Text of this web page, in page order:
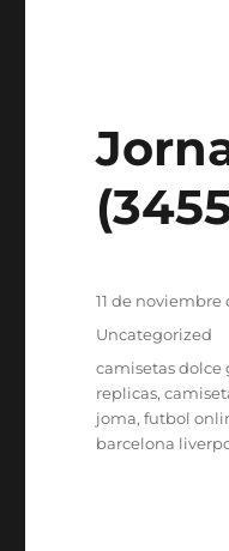
Publicado
11 de noviembre
Categorías
Uncategorized
Etiquetas
camisetas dolce
replicas,
joma,futbol
barcelona